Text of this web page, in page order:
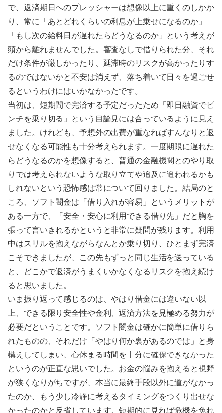
で、返済期日へのプレッシャーは想像以上に重くのしかか
り、常に「あとどれくらいの利息が上乗せになるのか」
「もし次の給料日が遅れたらどうなるのか」という考えが
頭から離れませんでした。審査なしで借りられた分、それ
だけ条件が厳しかったり、延滞時のリスクが高かったりす
るのではないかと不安は消えず、落ち着いて日々を過ごせ
るというわけにはいかなかったです。
当初は、短期間で完済する予定だったため「即日融資でピ
ンチを乗り切る」という目論見には合っているように見え
ました。けれども、予想外の出費が重なればすんなりと返
せなくなる可能性も十分考えられます。一度期限に遅れた
らどうなるのかを想像すると、普通の金融機関とのやり取
りでは考えられないような取り立てや追及に追われるかも
しれないという恐怖感は常について回りました。結局のと
ころ、ソフト闇金は「借り入れが容易」というメリットが
ある一方で、「安全・安心に利用できる借り先」だと胸を
張って言いきれるかというと非常に疑問が残ります。利用
中はスリルを抱えながらなんとか乗り切り、ひとまず完済
こそできましたが、この先もずっと同じ生活を送っている
と、どこかで返済がうまくいかなくなるリスクを抱え続け
ると思いました。
いま振り返って感じるのは、やはり借金には違いない以
上、できる限り安全性や金利、返済方法を見極める努力が
必要だということです。ソフト闇金は確かに簡単に借りら
れたものの、それだけ「やはり何か裏があるのでは」と身
構えしてしまい、心休まる時間を十分に確保できなかった
というのが正直な思いでした。お金の悩みを抱えると視野
が狭くなりがちですが、本当に最終手段以外に道がなかっ
たのか、もう少し冷静に考えるタイミングをつくり出せな
かったのかと反省しています。短期的に見れば危機を免れ